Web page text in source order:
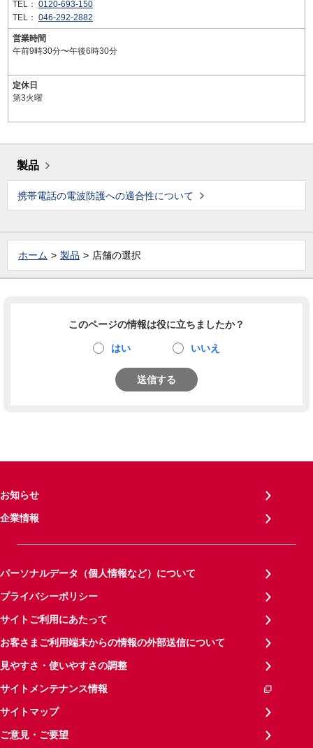
TEL： 0120-693-150
TEL： 046-292-2882
営業時間
午前9時30分〜午後6時30分
定休日
第3火曜
製品
携帯電話の電波防護への適合性について
ホーム 製品 店舗の選択
このページの情報は役に立ちましたか？
はい いいえ
送信する
お知らせ
企業情報
パーソナルデータ（個人情報など）について
プライバシーポリシー
サイトご利用にあたって
お客さまご利用端末からの情報の外部送信について
見やすさ・使いやすさの調整
サイトメンテナンス情報
サイトマップ
ご意見・ご要望